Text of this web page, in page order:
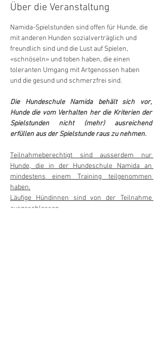
Über die Veranstaltung
Namida-Spielstunden sind offen für Hunde, die
mit anderen Hunden sozialverträglich und
freundlich sind und die Lust auf Spielen,
«schnöseln» und toben haben, die einen
toleranten Umgang mit Artgenossen haben
und die gesund und schmerzfrei sind.
Die Hundeschule Namida behält sich vor,
Hunde die vom Verhalten her die Kriterien der
Spielstunden nicht (mehr) ausreichend
erfüllen aus der Spielstunde raus zu nehmen.
Teilnahmeberechtigt sind ausserdem nur
Hunde, die in der Hundeschule Namida an
mindestens einem Training teilgenommen
haben.
Läufige Hündinnen sind von der Teilnahme
ausgeschlossen.